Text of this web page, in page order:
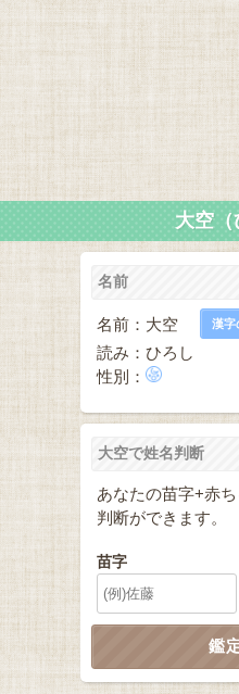
大空（
名前
名前：大空 漢字
読み：ひろし
性別：
大空で姓名判断
あなたの苗字+赤
判断ができます。
苗字